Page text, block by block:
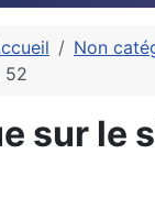
Non
52
sur le